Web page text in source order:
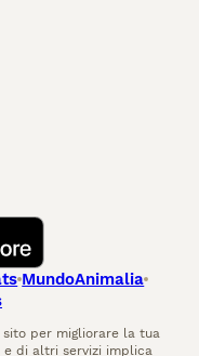
MundoAnimalia
sito per migliorare la tua
e di altri servizi implica